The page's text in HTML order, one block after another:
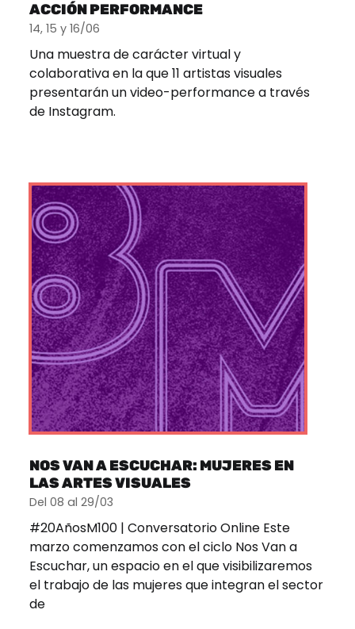
ACCIÓN PERFORMANCE
14, 15 y 16/06
Una muestra de carácter virtual y
colaborativa en la que 11 artistas visuales
presentarán un video-performance a través
de Instagram.
NOS VAN A ESCUCHAR: MUJERES EN
LAS ARTES VISUALES
Del 08 al 29/03
#20AñosM100 | Conversatorio Online Este
marzo comenzamos con el ciclo Nos Van a
Escuchar, un espacio en el que visibilizaremos
el trabajo de las mujeres que integran el sector
de